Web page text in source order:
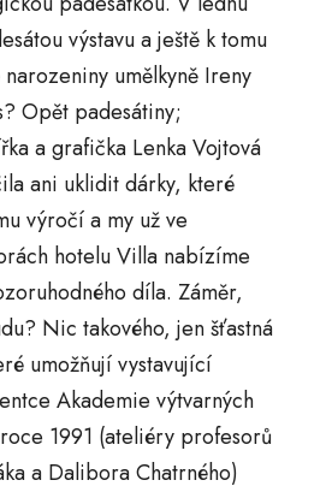
výstavu a ještě k tomu
umělkyně Ireny
Opět padesátiny;
a grafička Lenka Vojtová
ani uklidit dárky, které
výročí a my už ve
hotelu Villa nabízíme
díla. Záměr,
Nic takového, jen šťastná
umožňují vystavující
Akademie výtvarných
1991 (ateliéry profesorů
a Dalibora Chatrného)